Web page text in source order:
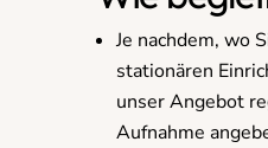
Je nachdem, wo
stationären
unser Angebot
Aufnahme